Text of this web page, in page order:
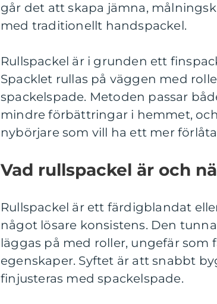
går det att skapa jämna,
med traditionellt handspackel.
Rullspackel är i grunden ett
Spacklet rullas på väggen med
spackelspade. Metoden passar
mindre förbättringar i hemmet,
nybörjare som vill ha ett mer
Vad rullspackel är och
Rullspackel är ett färdigblandat
något lösare konsistens. Den
läggas på med roller, ungefär
egenskaper. Syftet är att snabbt
finjusteras med spackelspade.